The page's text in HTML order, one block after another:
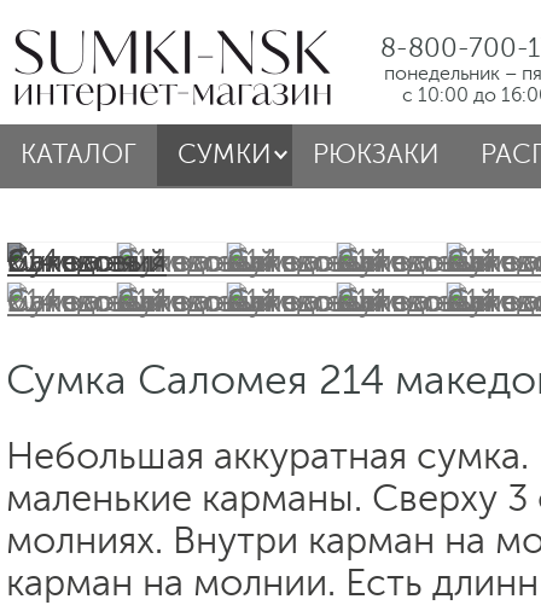
8-800-700-
понедельник –
с 10:00 до
КАТАЛОГ СУМКИ РЮКЗАКИ
Сумка Саломея 214
Небольшая аккуратная
маленькие карманы. Сверху 3
молниях. Внутри карман на
карман на молнии. Есть